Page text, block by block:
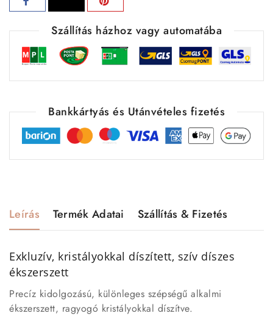
Szállítás házhoz vagy automatába
Bankkártyás és Utánvételes fizetés
Leírás Termék Adatai Szállítás & Fizetés
Exkluzív, kristályokkal díszített, szív díszes
ékszerszett
Precíz kidolgozású, különleges szépségű alkalmi
ékszerszett, ragyogó kristályokkal díszítve.